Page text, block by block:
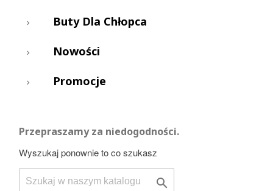
Buty Dla Chłopca
Nowości
Promocje
Przepraszamy za niedogodności.
Wyszukaj ponownie to co szukasz
